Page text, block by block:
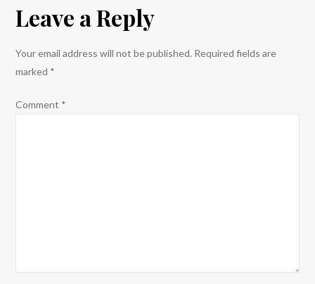
Leave a Reply
Your email address will not be published. Required fields are
marked *
Comment *